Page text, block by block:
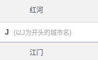
红河
J (以J为开头的城市名)
江门